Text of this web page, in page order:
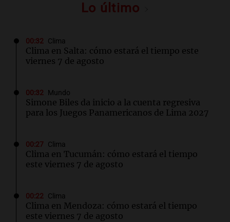
Lo último
00:32 Clima
Clima en Salta: cómo estará el tiempo este
viernes 7 de agosto
00:32 Mundo
Simone Biles da inicio a la cuenta regresiva
para los Juegos Panamericanos de Lima 2027
00:27 Clima
Clima en Tucumán: cómo estará el tiempo
este viernes 7 de agosto
00:22 Clima
Clima en Mendoza: cómo estará el tiempo
este viernes 7 de agosto